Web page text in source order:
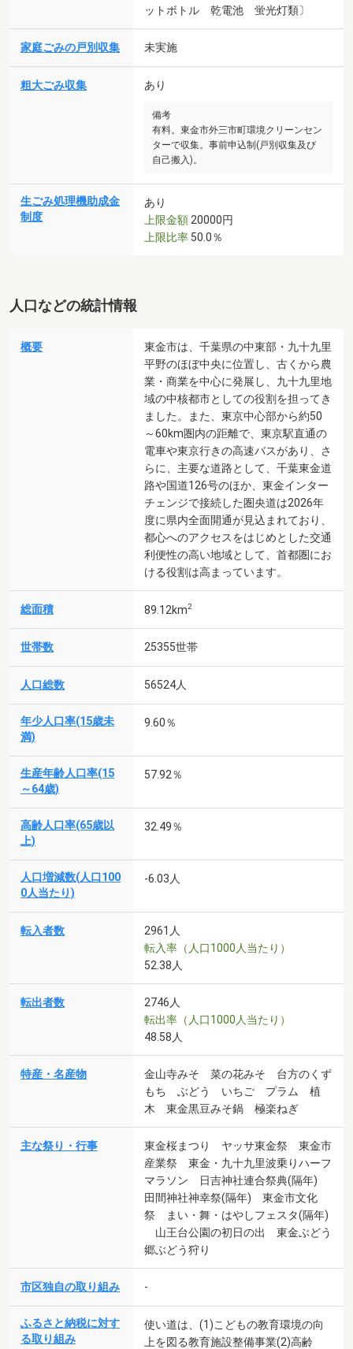
ットボトル 乾電池 蛍光灯類〕
家庭ごみの戸別収集 未実施
粗大ごみ収集 あり
備考
有料。東金市外三市町環境クリーンセン
ターで収集。事前申込制(戸別収集及び
自己搬入)。
生ごみ処理機助成金
制度
あり
上限金額 20000円
上限比率 50.0％
人口などの統計情報
概要
東金市は、千葉県の中東部・九十九里
平野のほぼ中央に位置し、古くから農
業・商業を中心に発展し、九十九里地
域の中核都市としての役割を担ってき
ました。また、東京中心部から約50
～60km圏内の距離で、東京駅直通の
電車や東京行きの高速バスがあり、さ
らに、主要な道路として、千葉東金道
路や国道126号のほか、東金インター
チェンジで接続した圏央道は2026年
度に県内全面開通が見込まれており、
都心へのアクセスをはじめとした交通
利便性の高い地域として、首都圏にお
ける役割は高まっています。
総面積 89.12km2
世帯数 25355世帯
人口総数 56524人
年少人口率(15歳未
満)
9.60％
生産年齢人口率(15
～64歳)
57.92％
高齢人口率(65歳以
上)
32.49％
人口増減数(人口100
0人当たり)
-6.03人
転入者数
2961人
転入率（人口1000人当たり）
52.38人
転出者数
2746人
転出率（人口1000人当たり）
48.58人
特産・名産物
金山寺みそ 菜の花みそ 台方のくず
もち ぶどう いちご プラム 植
木 東金黒豆みそ鍋 極楽ねぎ
主な祭り・行事
東金桜まつり ヤッサ東金祭 東金市
産業祭 東金・九十九里波乗りハーフ
マラソン 日吉神社連合祭典(隔年)
田間神社神幸祭(隔年) 東金市文化
祭 まい・舞・はやしフェスタ(隔年)
山王台公園の初日の出 東金ぶどう
郷ぶどう狩り
市区独自の取り組み -
ふるさと納税に対す
る取り組み
使い道は、(1)こどもの教育環境の向
上を図る教育施設整備事業(2)高齢